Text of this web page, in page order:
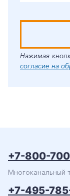
Нажимая
согласие на
+7-800-
Многоканальный
+7-495-